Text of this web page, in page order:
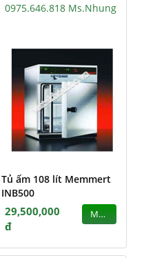
0975.646.818 Ms.Nhung
Tủ ấm 108 lít Memmert
INB500
29,500,000
đ
MUA